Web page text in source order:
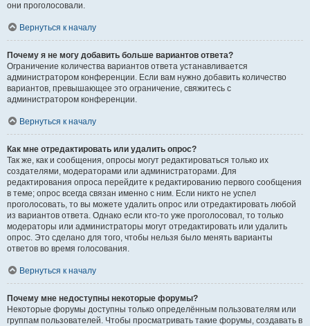
они проголосовали.
Вернуться к началу
Почему я не могу добавить больше вариантов ответа?
Ограничение количества вариантов ответа устанавливается
администратором конференции. Если вам нужно добавить количество
вариантов, превышающее это ограничение, свяжитесь с
администратором конференции.
Вернуться к началу
Как мне отредактировать или удалить опрос?
Так же, как и сообщения, опросы могут редактироваться только их
создателями, модераторами или администраторами. Для
редактирования опроса перейдите к редактированию первого сообщения
в теме; опрос всегда связан именно с ним. Если никто не успел
проголосовать, то вы можете удалить опрос или отредактировать любой
из вариантов ответа. Однако если кто-то уже проголосовал, то только
модераторы или администраторы могут отредактировать или удалить
опрос. Это сделано для того, чтобы нельзя было менять варианты
ответов во время голосования.
Вернуться к началу
Почему мне недоступны некоторые форумы?
Некоторые форумы доступны только определённым пользователям или
группам пользователей. Чтобы просматривать такие форумы, создавать в